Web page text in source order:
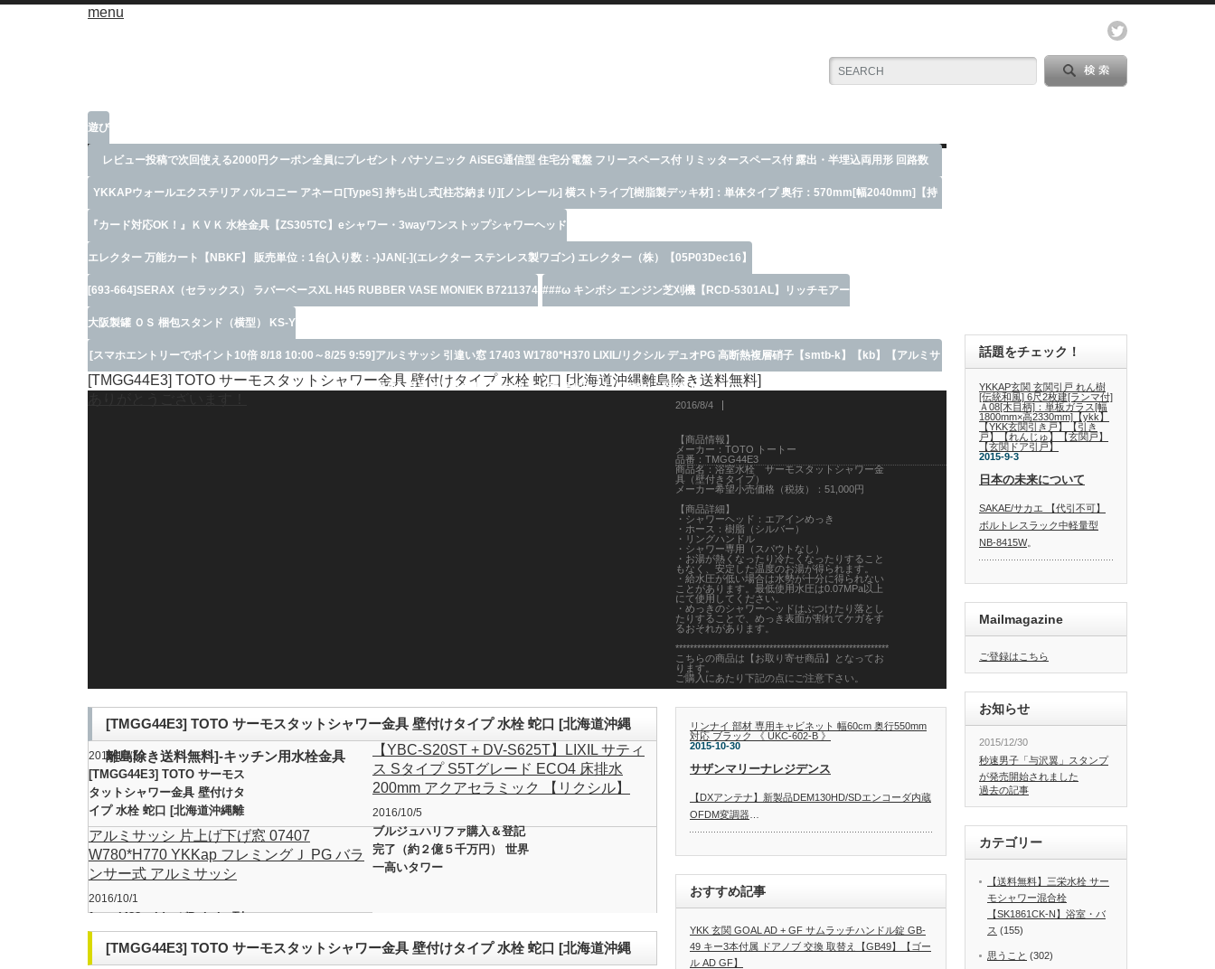
menu
遊び
レビュー投稿で次回使える2000円クーポン全員にプレゼント パナソニック AiSEG通信型 住宅分電盤 フリースペース付 リミッタースペース付 露出・半埋込両用形 回路数
30+回路スペース3《スマートコスモコンパクト21》 BHNF37303 【生活家電\タップ・配線\配線部材】
YKKAPウォールエクステリア バルコニー アネーロ[TypeS] 持ち出し式[柱芯納まり][ノンレール] 横ストライプ[樹脂製デッキ材]：単体タイプ 奥行：570mm[幅2040mm]【持
ち出し式バルコニー】【先付けバルコニー】
『カード対応OK！』ＫＶＫ 水栓金具【ZS305TC】eシャワー・3wayワンストップシャワーヘッド
エレクター 万能カート【NBKF】 販売単位：1台(入り数：-)JAN[-](エレクター ステンレス製ワゴン) エレクター（株）【05P03Dec16】
[693-664]SERAX（セラックス） ラバーベースXL H45 RUBBER VASE MONIEK B7211374 ###ω キンボシ エンジン芝刈機【RCD-5301AL】リッチモアー
大阪製罐 ＯＳ 梱包スタンド（横型） KS-Y
[スマホエントリーでポイント10倍 8/18 10:00～8/25 9:59]アルミサッシ 引違い窓 17403 W1780*H370 LIXIL/リクシル デュオPG 高断熱複層硝子【smtb-k】【kb】【アルミサ
ッシ】【網戸】【通風】【窓】【テラス】【複層ガラス】【断熱】【遮熱】
[TMGG44E3] TOTO サーモスタットシャワー金具 壁付けタイプ 水栓 蛇口 [北海道沖縄離島除き送料無料]
2016/8/4
【商品情報】
メーカー：TOTO トートー
品番：TMGG44E3
商品名：浴室水栓 サーモスタットシャワー金
具（壁付きタイプ）
メーカー希望小売価格（税抜）：51,000円
【商品詳細】
・シャワーヘッド：エアインめっき
・ホース：樹脂（シルバー）
・リングハンドル
・シャワー専用（スパウトなし）
・お湯が熱くなったり冷たくなったりすること
もなく、安定した温度のお湯が得られます。
・給水圧が低い場合は水勢が十分に得られない
ことがあります。最低使用水圧は0.07MPa以上
にて使用してください。
・めっきのシャワーヘッドはぶつけたり落とし
たりすることで、めっき表面が割れてケガをす
るおそれがあります。
***********************************************************
こちらの商品は【お取り寄せ商品】となってお
ります。
ご購入にあたり下記の点にご注意下さい。
・お取り寄せ商品の為、返品・仕様変更・交換
２．納品日に関するご注意
・お取り寄せ商品の為、入金確認後にメーカー
かかる場合があります。
※最短納品日：約5営業日～
・最短納品日はあくまでも目安になりますの
で、メーカーの在庫状況や生産状況により最短
納品日ではお届けできない場合がございます。
様々な理由でお届け予定日に納品が出来ない場
上記事由による納期延着による工事代金保証
等の責任は負いかねますので、予め施工予定日
から余裕を持ってご購入下さいますようお願い
致します。
サンシャインウォール 目隠し 窓
の面格子に取付可能 巾740×高さ
[TMGG44E3] TOTO サーモスタットシャワー金具 壁付けタイプ 水栓 蛇口 [北海道沖縄
離島除き送料無料]-キッチン用水栓金具
2016/10/10
[TMGG44E3] TOTO サーモス
タットシャワー金具 壁付けタ
イプ 水栓 蛇口 [北海道沖縄離
島除き送料無料]-キッチン用水
栓金具
【YBC-S20ST + DV-S625T】LIXIL サティ
ス Sタイプ S5Tグレード ECO4 床排水
200mm アクアセラミック 【リクシル】
2016/10/5
ブルジュハリファ購入＆登記
完了（約２億５千万円） 世界
一高いタワー
アルミサッシ 片上げ下げ窓 07407
W780*H770 YKKap フレミングＪ PG バラ
ンサー式 アルミサッシ
2016/10/1
ferrari488spiderがDubaiへ到
着
[TMGG44E3] TOTO サーモスタットシャワー金具 壁付けタイプ 水栓 蛇口 [北海道沖縄
リンナイ 部材 専用キャビネット 幅60cm 奥行550mm
対応 ブラック 《 UKC-602-B 》
2015-10-30
サザンマリーナレジデンス
【DXアンテナ】新製品DEM130HD/SDエンコーダ内蔵
OFDM変調器
おすすめ記事
YKK 玄関 GOAL AD + GF サムラッチハンドル錠 GB-
49 キー3本付属 ドアノブ 交換 取替え【GB49】【ゴー
ル AD GF】
話題をチェック！
YKKAP玄関 玄関引戸 れん樹
[伝統和風] 6尺2枚建[ランマ付]
Ａ08[木目柄]：単板ガラス[幅
1800mm×高2330mm]【ykk】
【YKK玄関引き戸】【引き
戸】【れんじゅ】【玄関戸】
【玄関ドア引戸】
2015-9-3
日本の未来について
SAKAE/サカエ 【代引不可】
ボルトレスラック中軽量型
NB-8415W。
Mailmagazine
ご登録はこちら
お知らせ
2015/12/30
秒速男子「与沢翼」スタンプ
が発売開始されました
過去の記事
カテゴリー
【送料無料】三栄水栓 サー
モシャワー混合栓
【SK1861CK-N】浴室・バ
ス (155)
思うこと (302)